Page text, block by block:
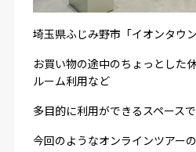
埼玉県ふじみ野市「イオンタウ
お買い物の途中のちょっとした
ルーム利用など
多目的に利用ができるスペースで
今回のようなオンラインツアー